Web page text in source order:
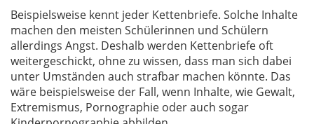
Beispielsweise kennt jeder Kettenbriefe. Solche Inhalte
machen den meisten Schülerinnen und Schülern
allerdings Angst. Deshalb werden Kettenbriefe oft
weitergeschickt, ohne zu wissen, dass man sich dabei
unter Umständen auch strafbar machen könnte. Das
wäre beispielsweise der Fall, wenn Inhalte, wie Gewalt,
Extremismus, Pornographie oder auch sogar